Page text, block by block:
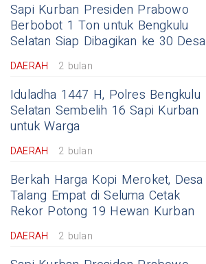
Sapi Kurban Presiden Prabowo
Berbobot 1 Ton untuk Bengkulu
Selatan Siap Dibagikan ke 30 Desa
DAERAH 2 bulan
Iduladha 1447 H, Polres Bengkulu
Selatan Sembelih 16 Sapi Kurban
untuk Warga
DAERAH 2 bulan
Berkah Harga Kopi Meroket, Desa
Talang Empat di Seluma Cetak
Rekor Potong 19 Hewan Kurban
DAERAH 2 bulan